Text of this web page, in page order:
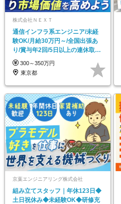
株式会社ＮＥＸＴ
通信インフラ系エンジニア/未経
験OK/月給30万円～/全国出張あ
り/賞与年2回/5日以上の連休取得
OK
300～350万円
東京都
京葉エンジニアリング株式会社
組み立てスタッフ｜年休123日◆
土日祝休み◆未経験OK◆研修充